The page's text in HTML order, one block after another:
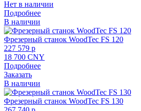
Нет в наличии
Подробнее
В наличии
Фрезерный станок WoodTec FS 120
227 579 p
18 700 CNY
Подробнее
Заказать
В наличии
Фрезерный станок WoodTec FS 130